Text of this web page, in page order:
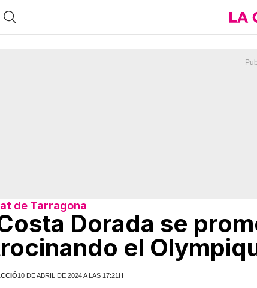
Buscar
de Tarragona
Dorada se
el
10 DE ABRIL DE 2024 A LAS 17:21H